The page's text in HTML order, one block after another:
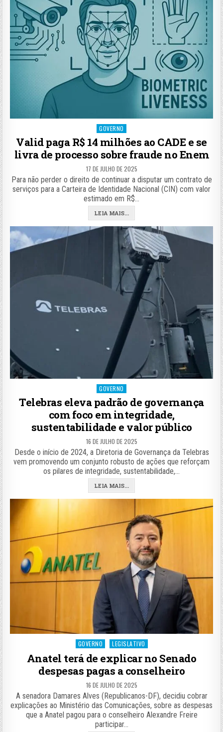
Posted
in
GOVERNO
Valid paga R$ 14 milhões ao CADE e se
livra de processo sobre fraude no Enem
17 DE JULHO DE 2025
Para não perder o direito de continuar a disputar um contrato de
serviços para a Carteira de Identidade Nacional (CIN) com valor
estimado em R$…
LEIA MAIS...
Posted
GOVERNO
Telebras eleva padrão de governança
com foco em integridade,
sustentabilidade e valor público
16 DE JULHO DE 2025
Desde o início de 2024, a Diretoria de Governança da Telebras
vem promovendo um conjunto robusto de ações que reforçam
os pilares de integridade, sustentabilidade,…
LEIA MAIS...
Posted
GOVERNO LEGISLATIVO
Anatel terá de explicar no Senado
despesas pagas a conselheiro
16 DE JULHO DE 2025
A senadora Damares Alves (Republicanos-DF), decidiu cobrar
explicações ao Ministério das Comunicações, sobre as despesas
que a Anatel pagou para o conselheiro Alexandre Freire
participar…